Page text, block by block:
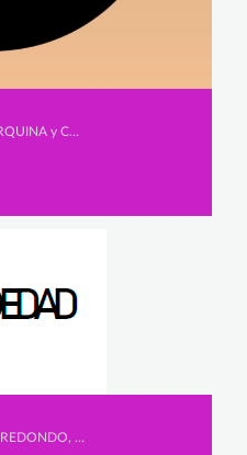
Secundaria, MARÍA JIMÉNEZ MARQUINA y CELIA MUÑOZ ROMERO
Secundaria, ADRIANA MORALES REDONDO, SUSANA VELLÓN MONTES y SOFÍA GIL-MUGARZA GONZÁLEZ